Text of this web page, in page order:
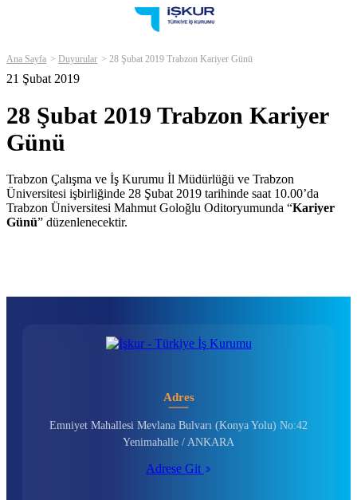
Ana Sayfa Duyurular 28 Şubat 2019 Trabzon Kariyer Günü
21 Şubat 2019
28 Şubat 2019 Trabzon Kariyer
Günü
Trabzon Çalışma ve İş Kurumu İl Müdürlüğü ve Trabzon
Üniversitesi işbirliğinde 28 Şubat 2019 tarihinde saat 10.00’da
Trabzon Üniversitesi Mahmut Goloğlu Oditoryumunda “Kariyer
Günü” düzenlenecektir.
Adres
Emniyet Mahallesi Mevlana Bulvarı (Konya Yolu) No:42
Yenimahalle / ANKARA
Adrese Git